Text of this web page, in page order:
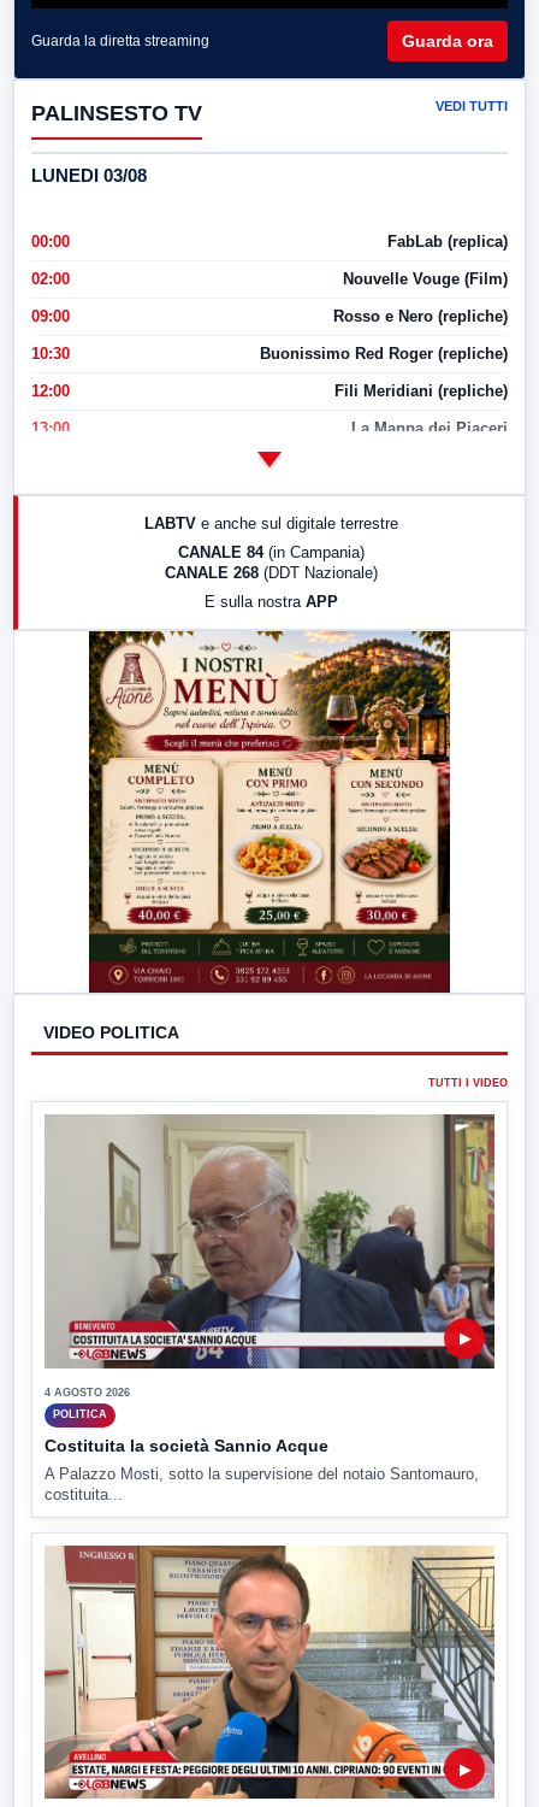
Guarda la diretta streaming Guarda ora
PALINSESTO TV VEDI TUTTI
LUNEDI 03/08
00:00 FabLab (replica)
02:00 Nouvelle Vouge (Film)
09:00 Rosso e Nero (repliche)
10:30 Buonissimo Red Roger (repliche)
12:00 Fili Meridiani (repliche)
13:00 La Mappa dei Piaceri
LabNews (replica)
LABTV e anche sul digitale terrestre
CANALE 84 (in Campania)
CANALE 268 (DDT Nazionale)
E sulla nostra APP
VIDEO POLITICA
TUTTI I VIDEO
▶
4 AGOSTO 2026
POLITICA
Costituita la società Sannio Acque
A Palazzo Mosti, sotto la supervisione del notaio Santomauro,
costituita...
▶